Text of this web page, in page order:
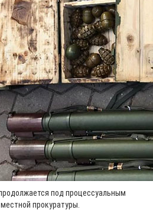
под процессуальным
прокуратуры.